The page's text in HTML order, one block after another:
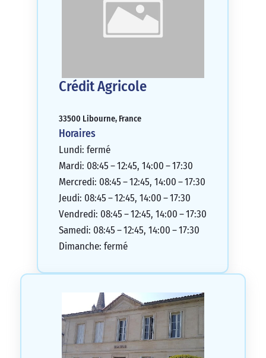
Crédit Agricole
33500 Libourne, France
Horaires
Lundi: fermé
Mardi: 08:45 – 12:45, 14:00 – 17:30
Mercredi: 08:45 – 12:45, 14:00 – 17:30
Jeudi: 08:45 – 12:45, 14:00 – 17:30
Vendredi: 08:45 – 12:45, 14:00 – 17:30
Samedi: 08:45 – 12:45, 14:00 – 17:30
Dimanche: fermé